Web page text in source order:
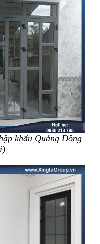
khẩu Quảng Đông